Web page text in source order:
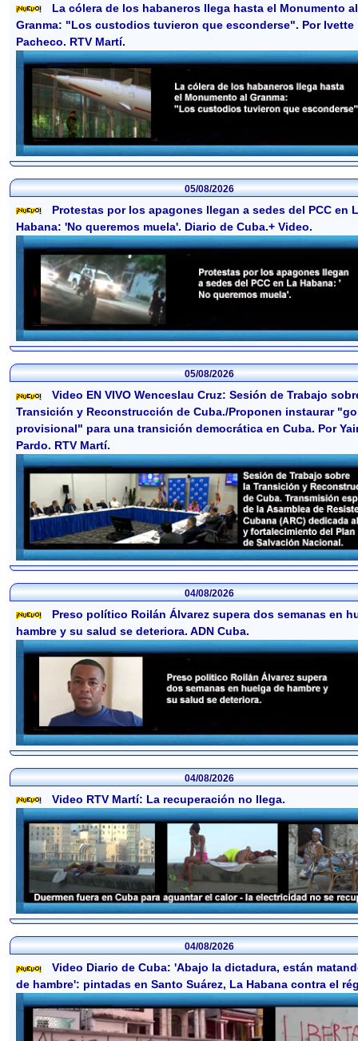
La cólera de los habaneros llega hasta el Monumento al
Granma: "Los custodios tuvieron que esconderse". Por Ivette
Pacheco. RTV Martí.
05/08/2026
Protestas por los apagones llegan a sedes del PCC en
Habana: 'No queremos muela'. Diario de Cuba.+ Video.
05/08/2026
Video EN VIVO Wenceslau Cruz: Sesión de Trabajo
Transición y Reconstrucción de Cuba./Proponen instaurar
provisional" para una transición democrática en Cuba. Por
Pardo. RTV Martí.
04/08/2026
Preso político Roilán Álvarez supera dos semanas en
hambre y su salud se deteriora. ADN Cuba.
04/08/2026
Video RTV Martí: La recuperación no llega.
04/08/2026
Video Diario de Cuba: 'Abajo la dictadura, están
de hambre': pintadas en Santo Suárez, La Habana contra el